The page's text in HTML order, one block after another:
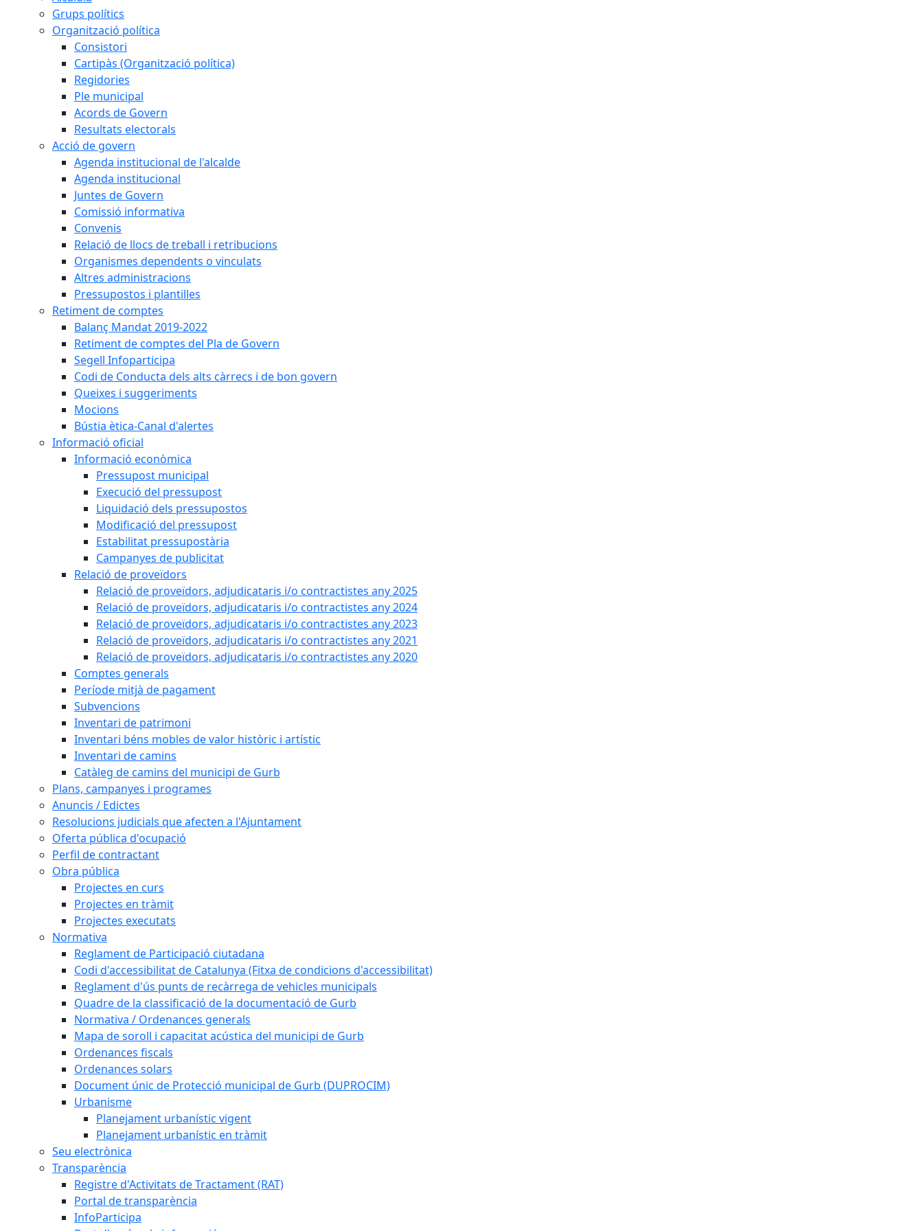
Grups polítics
Organització política
Consistori
Cartipàs (Organització política)
Regidories
Ple municipal
Acords de Govern
Resultats electorals
Acció de govern
Agenda institucional de l'alcalde
Agenda institucional
Juntes de Govern
Comissió informativa
Convenis
Relació de llocs de treball i retribucions
Organismes dependents o vinculats
Altres administracions
Pressupostos i plantilles
Retiment de comptes
Balanç Mandat 2019-2022
Retiment de comptes del Pla de Govern
Segell Infoparticipa
Codi de Conducta dels alts càrrecs i de bon govern
Queixes i suggeriments
Mocions
Bústia ètica-Canal d'alertes
Informació oficial
Informació econòmica
Pressupost municipal
Execució del pressupost
Liquidació dels pressupostos
Modificació del pressupost
Estabilitat pressupostària
Campanyes de publicitat
Relació de proveïdors
Relació de proveïdors, adjudicataris i/o contractistes any 2025
Relació de proveïdors, adjudicataris i/o contractistes any 2024
Relació de proveïdors, adjudicataris i/o contractistes any 2023
Relació de proveïdors, adjudicataris i/o contractistes any 2021
Relació de proveïdors, adjudicataris i/o contractistes any 2020
Comptes generals
Període mitjà de pagament
Subvencions
Inventari de patrimoni
Inventari béns mobles de valor històric i artístic
Inventari de camins
Catàleg de camins del municipi de Gurb
Plans, campanyes i programes
Anuncis / Edictes
Resolucions judicials que afecten a l'Ajuntament
Oferta pública d'ocupació
Perfil de contractant
Obra pública
Projectes en curs
Projectes en tràmit
Projectes executats
Normativa
Reglament de Participació ciutadana
Codi d'accessibilitat de Catalunya (Fitxa de condicions d'accessibilitat)
Reglament d'ús punts de recàrrega de vehicles municipals
Quadre de la classificació de la documentació de Gurb
Normativa / Ordenances generals
Mapa de soroll i capacitat acústica del municipi de Gurb
Ordenances fiscals
Ordenances solars
Document únic de Protecció municipal de Gurb (DUPROCIM)
Urbanisme
Planejament urbanístic vigent
Planejament urbanístic en tràmit
Seu electrònica
Transparència
Registre d'Activitats de Tractament (RAT)
Portal de transparència
InfoParticipa